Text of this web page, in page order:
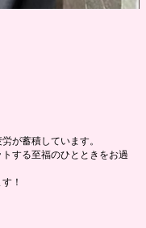
が蓄積しています。
する至福のひとときをお過
！